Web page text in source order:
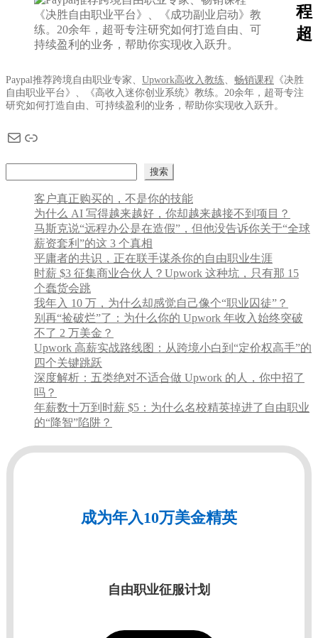
程
超
Paypal推荐跨境自由职业专家、 Upwork高收入教练 畅销课程 《决胜
自由职业平台》、《高收入迷你创业系统》教练。20余年，超哥专注
研究如何打造自由、可持续盈利的业务，帮助你实现收入跃升。
电子邮件 链接
搜索
客户真正购买的，不是你的技能
为什么 AI 写得越来越好，你却越来越接不到项目？
马斯克说“远程办公是在造假”，但他没告诉你关于“全球
薪资套利”的这 3 个真相
平庸者的共识，正在联手谋杀你的自由职业生涯
时薪 $3 征集商业合伙人？Upwork 这种坑，只有那 15
个蠢货会跳
我年入 10 万，为什么却感觉自己像个“职业囚徒”？
别再“捡破烂”了：为什么你的 Upwork 年收入始终突破
不了 2 万美金？
Upwork 高薪实战路线图：从跨境小白到“定价权高手”的
四个关键跳跃
深度解析：五类绝对不适合做 Upwork 的人，你中招了
吗？
年薪数十万到时薪 $5：为什么名校精英掉进了自由职业
的“降智”陷阱？
成为年入10万美金精英
自由职业征服计划